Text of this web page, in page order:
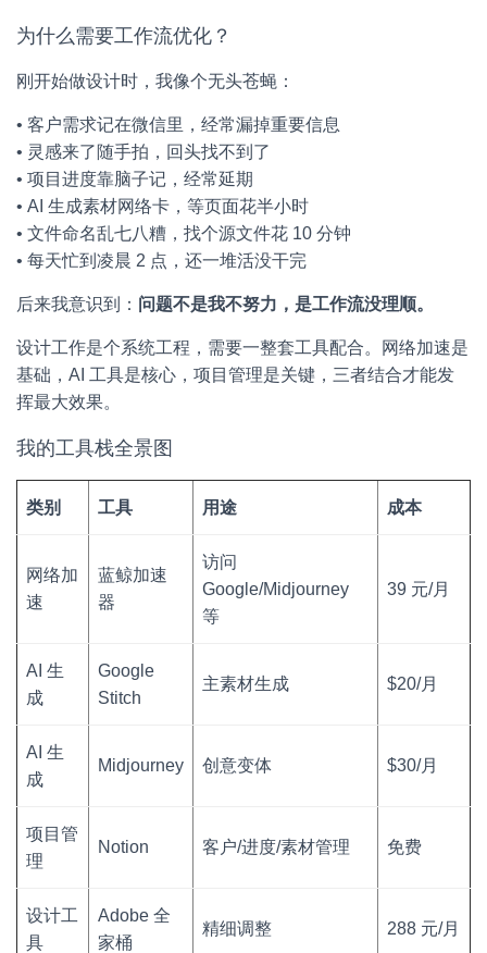
为什么需要工作流优化？
刚开始做设计时，我像个无头苍蝇：
• 客户需求记在微信里，经常漏掉重要信息
• 灵感来了随手拍，回头找不到了
• 项目进度靠脑子记，经常延期
• AI 生成素材网络卡，等页面花半小时
• 文件命名乱七八糟，找个源文件花 10 分钟
• 每天忙到凌晨 2 点，还一堆活没干完
后来我意识到： 问题不是我不努力，是工作流没理顺。
设计工作是个系统工程，需要一整套工具配合。网络加速是
基础，AI 工具是核心，项目管理是关键，三者结合才能发
挥最大效果。
我的工具栈全景图
类别 工具 用途 成本
网络加
速
蓝鲸加速
器
访问
Google/Midjourney
等
39 元/月
AI 生
成
Google
Stitch
主素材生成 $20/月
AI 生
成
Midjourney 创意变体 $30/月
项目管
理
Notion 客户/进度/素材管理 免费
设计工
具
Adobe 全
家桶
精细调整 288 元/月